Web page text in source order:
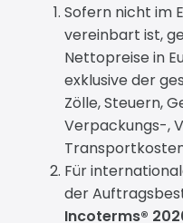
Sofern nicht im
vereinbart ist,
Nettopreise in
exklusive der
Zölle, Steuern,
Verpackungs-,
Für
der
Incoterms®